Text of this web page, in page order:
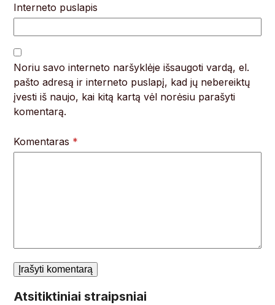
Interneto puslapis
Noriu savo interneto naršyklėje išsaugoti vardą, el.
pašto adresą ir interneto puslapį, kad jų nebereiktų
įvesti iš naujo, kai kitą kartą vėl norėsiu parašyti
komentarą.
Komentaras *
Atsitiktiniai straipsniai